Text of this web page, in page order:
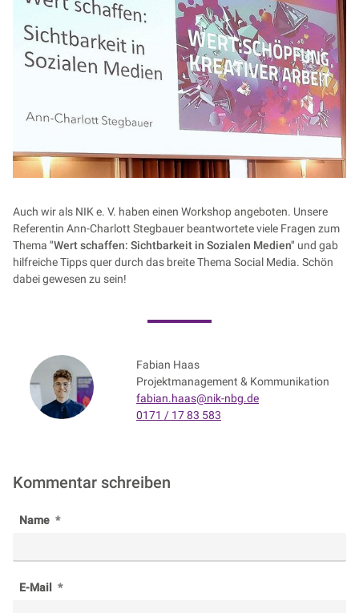
Auch wir als NIK e. V. haben einen Workshop angeboten. Unsere
Referentin Ann-Charlott Stegbauer beantwortete viele Fragen zum
Thema "Wert schaffen: Sichtbarkeit in Sozialen Medien" und gab
hilfreiche Tipps quer durch das breite Thema Social Media. Schön
dabei gewesen zu sein!
Fabian Haas
Projektmanagement & Kommunikation
fabian.haas@nik-nbg.de
0171 / 17 83 583
Kommentar schreiben
Name
E-Mail